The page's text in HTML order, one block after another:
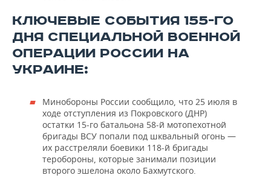
КЛЮЧЕВЫЕ СОБЫТИЯ 155-ГО
ДНЯ СПЕЦИАЛЬНОЙ ВОЕННОЙ
ОПЕРАЦИИ РОССИИ НА
УКРАИНЕ:
Минобороны России сообщило, что 25 июля в
ходе отступления из Покровского (ДНР)
остатки 15-го батальона 58-й мотопехотной
бригады ВСУ попали под шквальный огонь —
их расстреляли боевики 118-й бригады
теробороны, которые занимали позиции
второго эшелона около Бахмутского.